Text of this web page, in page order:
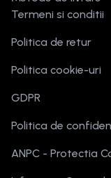
Termeni si conditii
Politica de retur
Politica cookie-uri
GDPR
Politica de
ANPC - Protectia